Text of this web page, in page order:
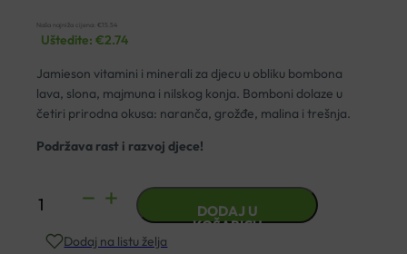
Naša najniža cijena: € 15.54
Uštedite:€2.74
Jamieson vitamini i minerali za djecu u obliku bombona
lava, slona, majmuna i nilskog konja. Bomboni dolaze u
četiri prirodna okusa: naranča, grožđe, malina i trešnja.
Podržava rast i razvoj djece!
JAMIESON
KIDS
DODAJ U
KOŠARICU
Dodaj na listu želja